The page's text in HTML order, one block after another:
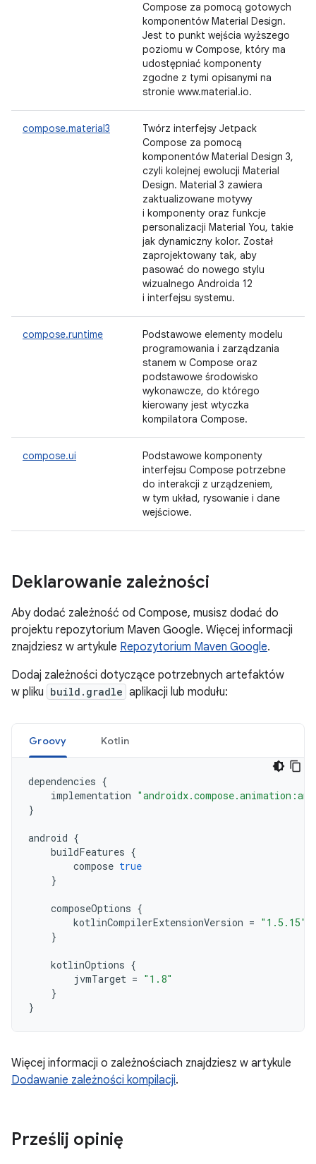
Compose za pomocą gotowych
komponentów Material Design.
Jest to punkt wejścia wyższego
poziomu w Compose, który ma
udostępniać komponenty
zgodne z tymi opisanymi na
stronie www.material.io.
compose.material3
Twórz interfejsy Jetpack
Compose za pomocą
komponentów Material Design 3,
czyli kolejnej ewolucji Material
Design. Material 3 zawiera
zaktualizowane motywy
i komponenty oraz funkcje
personalizacji Material You, takie
jak dynamiczny kolor. Został
zaprojektowany tak, aby
pasować do nowego stylu
wizualnego Androida 12
i interfejsu systemu.
compose.runtime
Podstawowe elementy modelu
programowania i zarządzania
stanem w Compose oraz
podstawowe środowisko
wykonawcze, do którego
kierowany jest wtyczka
kompilatora Compose.
compose.ui
Podstawowe komponenty
interfejsu Compose potrzebne
do interakcji z urządzeniem,
w tym układ, rysowanie i dane
wejściowe.
Deklarowanie zależności
Aby dodać zależność od Compose, musisz dodać do
projektu repozytorium Maven Google. Więcej informacji
znajdziesz w artykule Repozytorium Maven Google.
Dodaj zależności dotyczące potrzebnych artefaktów
w pliku build.gradle aplikacji lub modułu:
Groovy Kotlin
dependencies {
implementation
}
android {
buildFeatures {
compose true
}
composeOptions {
kotlinCompilerExtensionVersion = "1.5.15"
}
kotlinOptions {
jvmTarget = "1.8"
}
}
Więcej informacji o zależnościach znajdziesz w artykule
Dodawanie zależności kompilacji.
Prześlij opinię